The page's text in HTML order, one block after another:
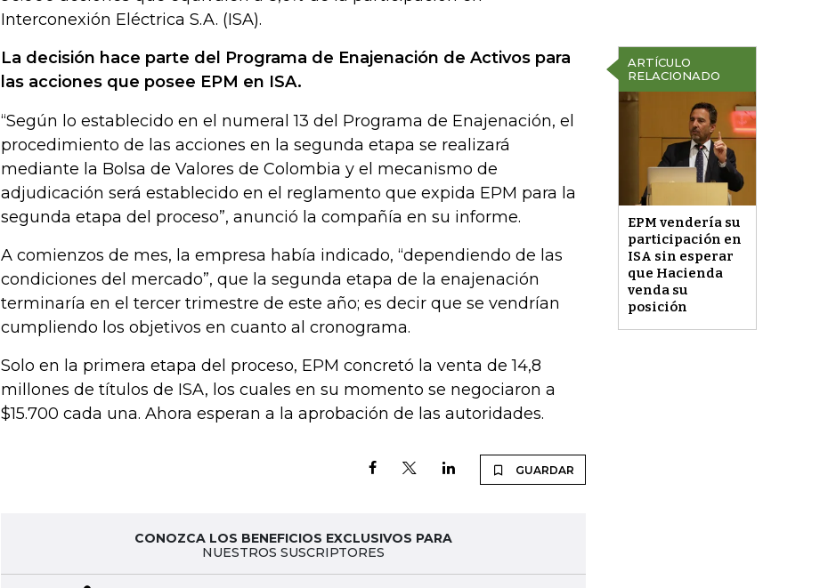
Interconexión Eléctrica S.A. (ISA).
ARTÍCULO
RELACIONADO
EPM vendería su
participación en
ISA sin esperar
que Hacienda
venda su
posición
La decisión hace parte del Programa de Enajenación de Activos para
las acciones que posee EPM en ISA.
“Según lo establecido en el numeral 13 del Programa de Enajenación, el
procedimiento de las acciones en la segunda etapa se realizará
mediante la Bolsa de Valores de Colombia y el mecanismo de
adjudicación será establecido en el reglamento que expida EPM para la
segunda etapa del proceso”, anunció la compañía en su informe.
A comienzos de mes, la empresa había indicado, “dependiendo de las
condiciones del mercado”, que la segunda etapa de la enajenación
terminaría en el tercer trimestre de este año; es decir que se vendrían
cumpliendo los objetivos en cuanto al cronograma.
Solo en la primera etapa del proceso, EPM concretó la venta de 14,8
millones de títulos de ISA, los cuales en su momento se negociaron a
$15.700 cada una. Ahora esperan a la aprobación de las autoridades.
GUARDAR
CONOZCA LOS BENEFICIOS EXCLUSIVOS PARA
NUESTROS SUSCRIPTORES